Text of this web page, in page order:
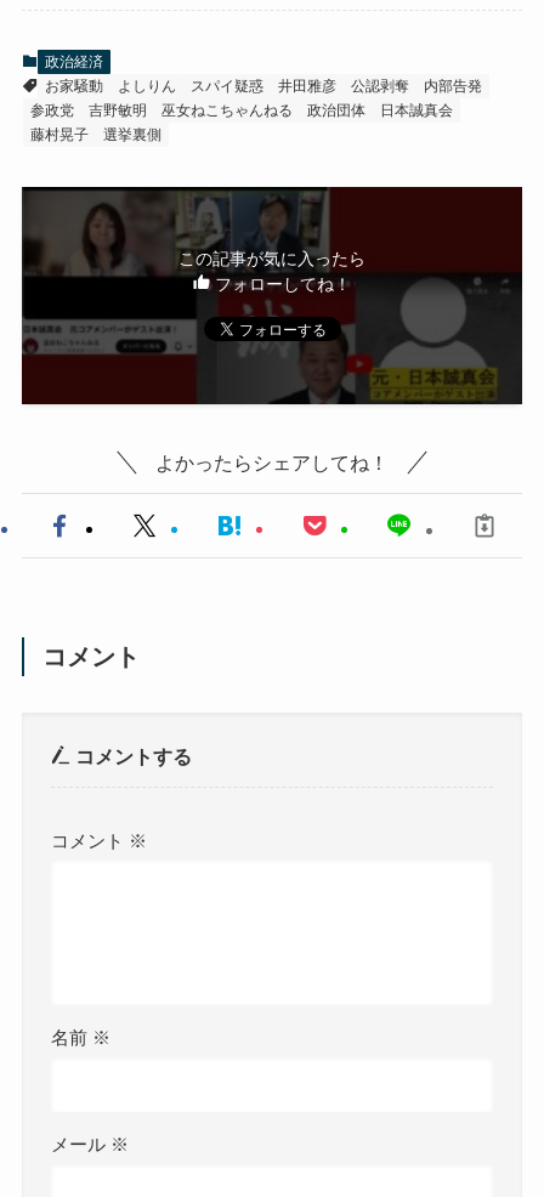
政治経済
お家騒動
よしりん スパイ疑惑 井田雅彦 公認剥奪
内部告発
参政党
吉野敏明 巫女ねこちゃんねる 政治団体
日本誠真会
藤村晃子
選挙裏側
この記事が気に入ったら
フォローしてね！
よかったらシェアしてね！
コメント
コメントする
コメント ※
名前 ※
メール ※